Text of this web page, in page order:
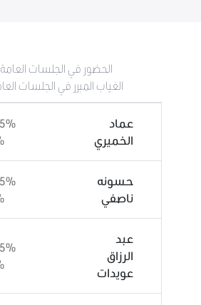
الحضور في الجلسات العامة
الغياب المبرر في الجلسات
عماد
الخميري
حسونه
ناصفي
عبد
الرزاق
عويدات